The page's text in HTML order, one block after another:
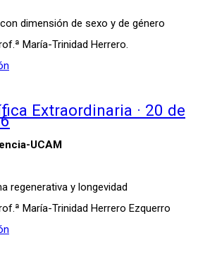
dimensión de sexo y de género
María-Trinidad Herrero.
Extraordinaria · 20 de
UCAM
regenerativa y longevidad
María-Trinidad Herrero Ezquerro